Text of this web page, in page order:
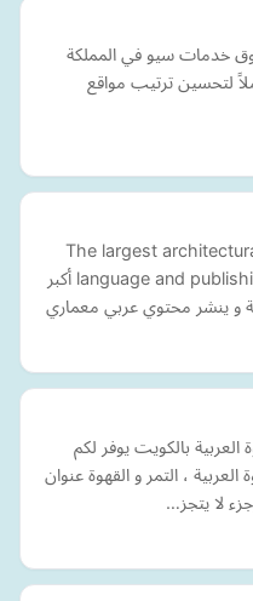
خدمات سيو في المملكة
لتحسين ترتيب مواقع
The largest
language and publishing Arabic architectural content أكبر
و ينشر محتوي عربي معماري
العربية بالكويت يوفر لكم
، التمر و القهوة عنوان
لا يتجز…